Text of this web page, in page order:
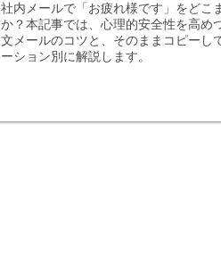
社内メールで「お疲れ様です」をどこ
か？本記事では、心理的安全性を高め
文メールのコツと、そのままコピーし
ーション別に解説します。